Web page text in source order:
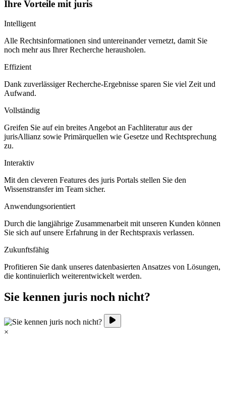
Ihre Vorteile mit juris
Intelligent
Alle Rechtsinformationen sind untereinander vernetzt, damit Sie
noch mehr aus Ihrer Recherche herausholen.
Effizient
Dank zuverlässiger Recherche-Ergebnisse sparen Sie viel Zeit und
Aufwand.
Vollständig
Greifen Sie auf ein breites Angebot an Fachliteratur aus der
jurisAllianz sowie Primärquellen wie Gesetze und Rechtsprechung
zu.
Interaktiv
Mit den cleveren Features des juris Portals stellen Sie den
Wissenstransfer im Team sicher.
Anwendungsorientiert
Durch die langjährige Zusammenarbeit mit unseren Kunden können
Sie sich auf unsere Erfahrung in der Rechtspraxis verlassen.
Zukunftsfähig
Profitieren Sie dank unseres datenbasierten Ansatzes von Lösungen,
die kontinuierlich weiterentwickelt werden.
Sie kennen juris noch nicht?
×